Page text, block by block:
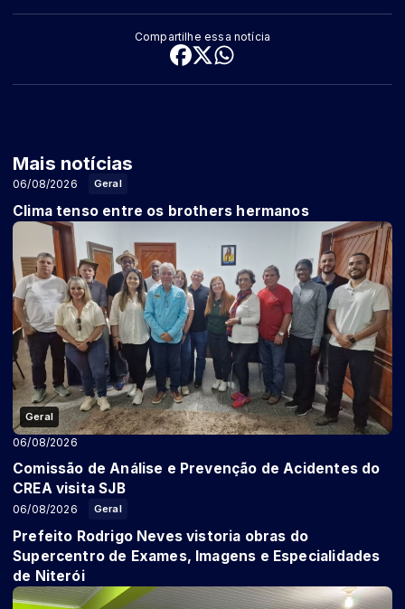
Compartilhe essa notícia
Mais notícias
Geral
06/08/2026
Clima tenso entre os brothers hermanos
Geral
06/08/2026
Comissão de Análise e Prevenção de Acidentes do
CREA visita SJB
Geral
06/08/2026
Prefeito Rodrigo Neves vistoria obras do
Supercentro de Exames, Imagens e Especialidades
de Niterói